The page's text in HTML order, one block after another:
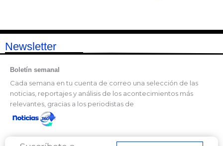
Newsletter
Boletín semanal
Cada semana en tu cuenta de correo una selección de las
noticias, reportajes y análisis de los acontecimientos más
relevantes, gracias a los periodistas de